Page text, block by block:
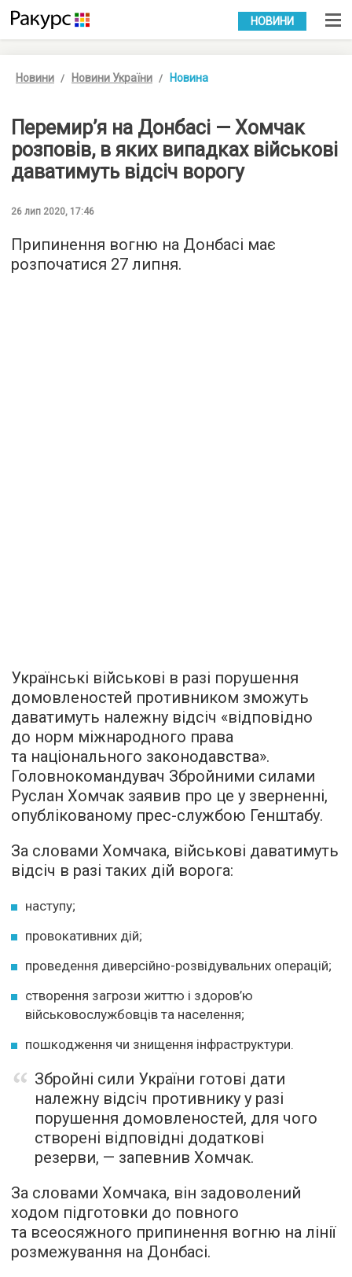
УКР РУС
НОВИНИ
Новини Новини України Новина
Перемир’я на Донбасі — Хомчак
розповів, в яких випадках військові
даватимуть відсіч ворогу
26 лип 2020, 17:46
Припинення вогню на Донбасі має
розпочатися 27 липня.
Українські військові в разі порушення
домовленостей противником зможуть
даватимуть належну відсіч «відповідно
до норм міжнародного права
та національного законодавства».
Головнокомандувач Збройними силами
Руслан Хомчак заявив про це у зверненні,
опублікованому прес-службою Генштабу.
За словами Хомчака, військові даватимуть
відсіч в разі таких дій ворога:
наступу;
провокативних дій;
проведення диверсійно-розвідувальних операцій;
створення загрози життю і здоров’ю
військовослужбовців та населення;
пошкодження чи знищення інфраструктури.
Збройні сили України готові дати
належну відсіч противнику у разі
порушення домовленостей, для чого
створені відповідні додаткові
резерви, — запевнив Хомчак.
За словами Хомчака, він задоволений
ходом підготовки до повного
та всеосяжного припинення вогню на лінії
розмежування на Донбасі.